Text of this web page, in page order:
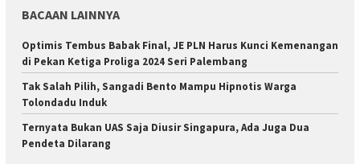
BACAAN LAINNYA
Optimis Tembus Babak Final, JE PLN Harus Kunci Kemenangan
di Pekan Ketiga Proliga 2024 Seri Palembang
Tak Salah Pilih, Sangadi Bento Mampu Hipnotis Warga
Tolondadu Induk
Ternyata Bukan UAS Saja Diusir Singapura, Ada Juga Dua
Pendeta Dilarang